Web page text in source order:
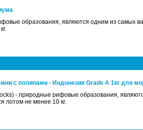
образования, являются одним из самых
с полипами - Индонезия Grade A 1кг для
- природные рифовые образования,
лотом не менее 10 кг.